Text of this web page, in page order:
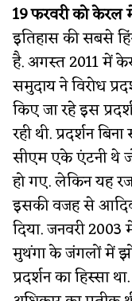
19 फरवरी को
इतिहास की सबसे
है. अगस्त 2011 में
समुदाय ने विरोध
किए जा रहे इस
रही थी. प्रदर्शन
सीएम एके एंटनी थे
हो गए. लेकिन यह
इसकी वजह से
दिया. जनवरी
मुथंगा के जंगलों में
प्रदर्शन का हिस्सा